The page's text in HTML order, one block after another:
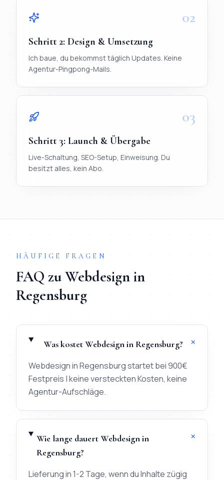
02
Schritt 2: Design & Umsetzung
Ich baue, du bekommst täglich Updates. Keine
Agentur-Pingpong-Mails.
03
Schritt 3: Launch & Übergabe
Live-Schaltung, SEO-Setup, Einweisung. Du
besitzt alles, kein Abo.
HÄUFIGE FRAGEN
FAQ zuWebdesignin
Regensburg
Was kostet Webdesign in Regensburg? +
Webdesign in Regensburg startet bei 900€
Festpreis | keine versteckten Kosten, keine
Agentur-Aufschläge.
Wie lange dauert Webdesign in
Regensburg?
+
Lieferung in 1-2 Tage, wenn du Inhalte zügig